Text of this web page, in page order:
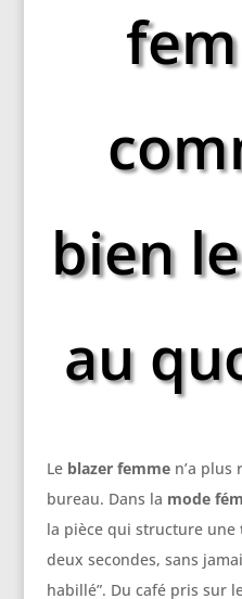
bien
au
Le blazer femmen’a plus
bureau. Dans la mode
la pièce qui structure une
deux secondes, sans
habillé”. Du café pris sur